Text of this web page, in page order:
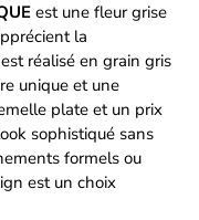
est une fleur grise
la
réalisé en grain gris
unique et une
plate et un prix
sophistiqué sans
formels ou
est un choix